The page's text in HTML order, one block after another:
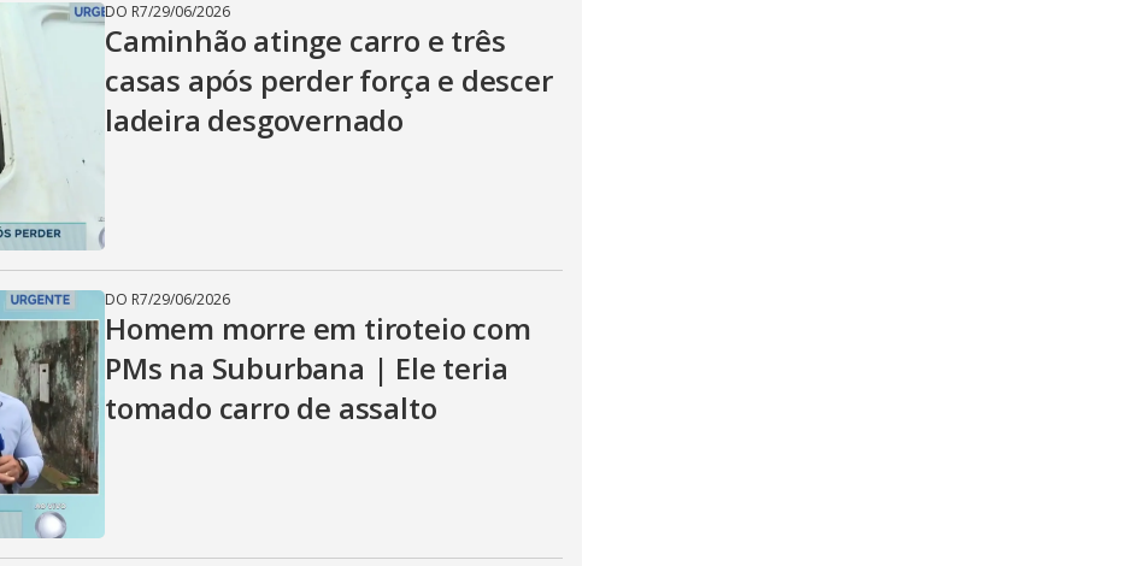
DO R7/29/06/2026
Caminhão atinge carro e três
casas após perder força e descer
ladeira desgovernado
DO R7/29/06/2026
Homem morre em tiroteio com
PMs na Suburbana | Ele teria
tomado carro de assalto